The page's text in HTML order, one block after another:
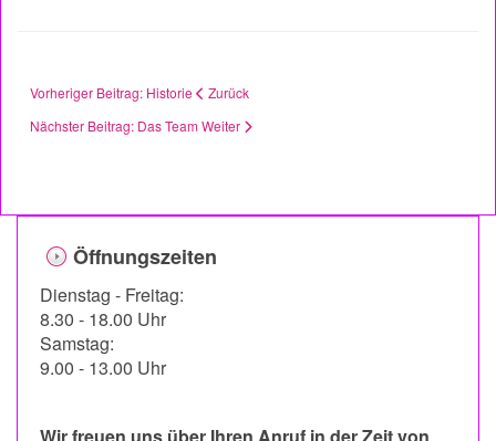
Vorheriger Beitrag: Historie
Zurück
Nächster Beitrag: Das TeamWeiter
Öffnungszeiten
Dienstag - Freitag:
8.30 - 18.00 Uhr
Samstag:
9.00 - 13.00 Uhr